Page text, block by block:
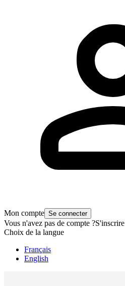
Mon compte Se connecter
Vous n'avez pas de compte ?S'inscrire
Choix de la langue
Français
English